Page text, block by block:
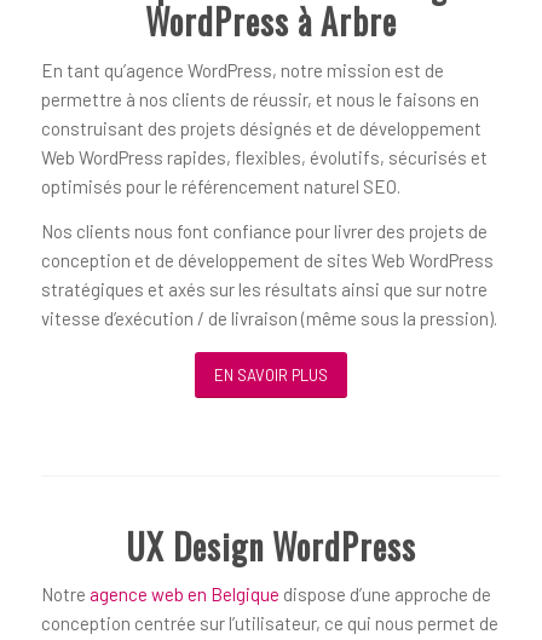
WordPress à Arbre
En tant qu’agence WordPress, notre mission est de
permettre à nos clients de réussir, et nous le faisons en
construisant des projets désignés et de développement
Web WordPress rapides, flexibles, évolutifs, sécurisés et
optimisés pour le référencement naturel SEO.
Nos clients nous font confiance pour livrer des projets de
conception et de développement de sites Web WordPress
stratégiques et axés sur les résultats ainsi que sur notre
vitesse d’exécution / de livraison (même sous la pression).
EN SAVOIR PLUS
UX Design WordPress
Notre agence web en Belgique dispose d’une approche de
conception centrée sur l’utilisateur, ce qui nous permet de